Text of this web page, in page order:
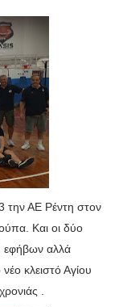
: 39Η ΕΠΕΤΕΙΟΣ ΑΠΟ
ΕΣΚΑΝΑ
στον
Περάματος
Πέρα , Ερμής
την ΑΕ Ρέντη στον
Και οι δύο
εφήβων αλλά
κλειστό Αγίου
.